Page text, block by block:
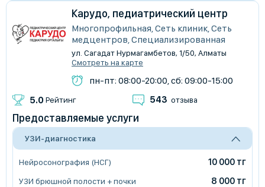
Карудо, педиатрический центр
Многопрофильная, Сеть клиник, Сеть
медцентров, Специализированная
ул. Сагадат Нурмагамбетов, 1/50, Алматы
Смотреть на карте
пн-пт: 08:00-20:00, сб: 09:00-15:00
5.0 Рейтинг 543 отзыва
Предоставляемые услуги
УЗИ-диагностика
Нейросонография (НСГ) 10 000 тг
УЗИ брюшной полости + почки 8 000 тг